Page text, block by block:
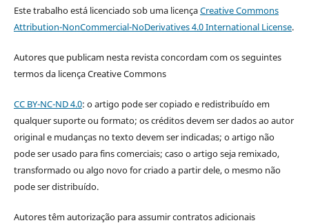
Este trabalho está licenciado sob uma licençaCreative Commons
Attribution-NonCommercial-NoDerivatives 4.0 International License.
Autores que publicam nesta revista concordam com os seguintes
termos da licença Creative Commons
CC BY-NC-ND 4.0: o artigo pode ser copiado e redistribuído em
qualquer suporte ou formato; os créditos devem ser dados ao autor
original e mudanças no texto devem ser indicadas; o artigo não
pode ser usado para fins comerciais; caso o artigo seja remixado,
transformado ou algo novo for criado a partir dele, o mesmo não
pode ser distribuído.
Autores têm autorização para assumir contratos adicionais